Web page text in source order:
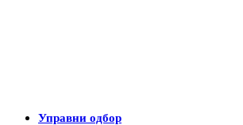
Управни одбор